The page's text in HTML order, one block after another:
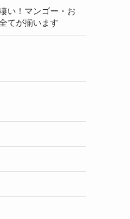
い！マンゴー・お
てが揃います